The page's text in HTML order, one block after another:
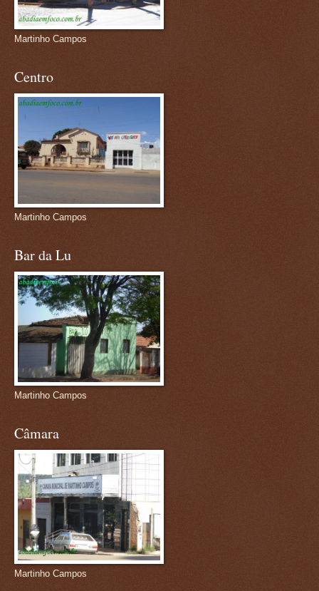
Martinho Campos
Centro
Martinho Campos
Bar da Lu
Martinho Campos
Câmara
Martinho Campos